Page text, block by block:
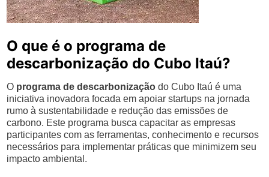
O que é o programa de
descarbonização do Cubo Itaú?
O programa de descarbonização do Cubo Itaú é uma
iniciativa inovadora focada em apoiar startups na jornada
rumo à sustentabilidade e redução das emissões de
carbono. Este programa busca capacitar as empresas
participantes com as ferramentas, conhecimento e recursos
necessários para implementar práticas que minimizem seu
impacto ambiental.